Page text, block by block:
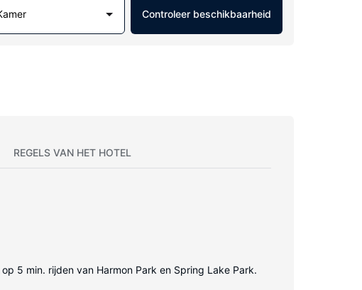
Controleer beschikbaarheid
REGELS VAN HET HOTEL
5 min. rijden van Harmon Park en Spring Lake Park.